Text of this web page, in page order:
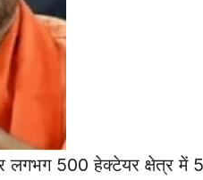
लगभग 500 हेक्टेयर क्षेत्र में